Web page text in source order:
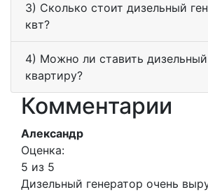
3) Сколько стоит дизельный
квт?
4) Можно ли ставить дизельный
квартиру?
Комментарии
Александр
Оценка:
5 из 5
Дизельный генератор очень